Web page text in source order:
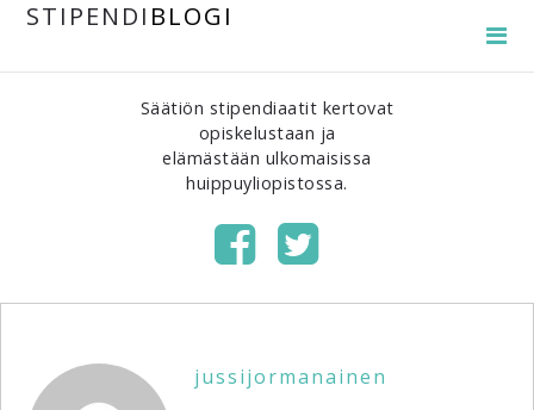
STIPENDI BLOGI
Säätiön stipendiaatit kertovat
opiskelustaan ja
elämästään ulkomaisissa
huippuyliopistossa.
jussijormanainen